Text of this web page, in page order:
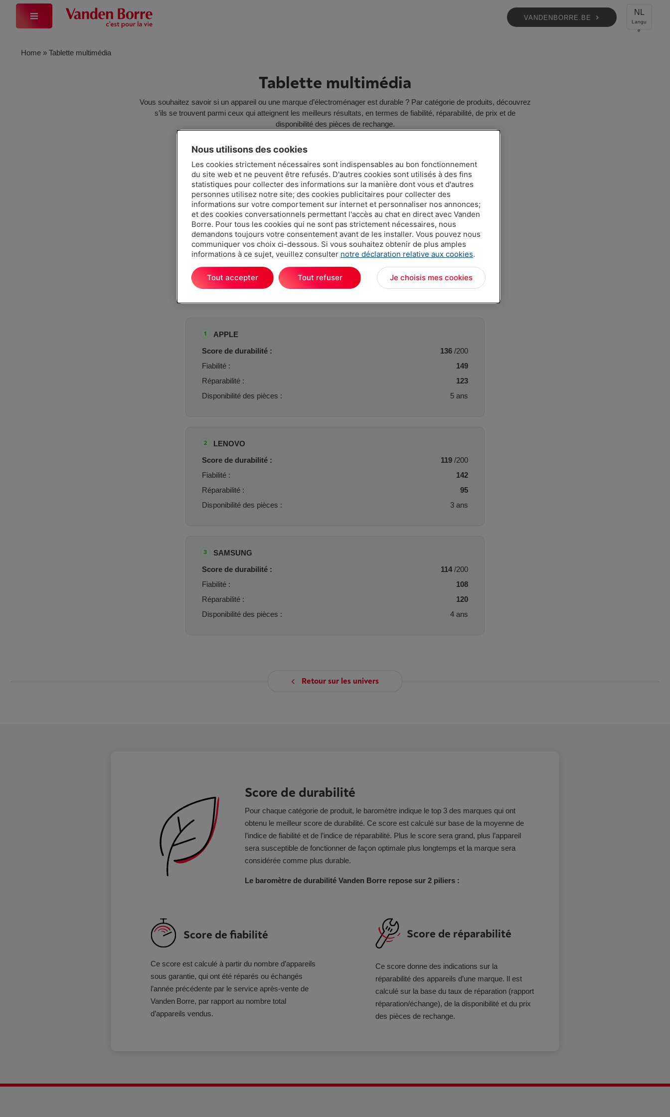
VANDENBORRE.BE
NL
Home » Tablette multimédia
Tablette multimédia
Vous souhaitez savoir si un appareil ou une marque d’électroménager est durable ? Par catégorie de produits, découvrez
s’ils se trouvent parmi ceux qui atteignent les meilleurs résultats, en termes de fiabilité, réparabilité, de prix et de
disponibilité des pièces de rechange.
121
/200
Score de
durabilité
APPLE
Score de durabilité :
136 /200
Fiabilité :
149
Réparabilité :
123
Disponibilité des pièces :
5 ans
LENOVO
Score de durabilité :
119 /200
Fiabilité :
142
Réparabilité :
95
Disponibilité des pièces :
3 ans
SAMSUNG
Score de durabilité :
114/200
Fiabilité :
108
Réparabilité :
120
Disponibilité des pièces :
4 ans
Retour sur les univers
Score de durabilité
Pour chaque catégorie de produit, le baromètre indique le top 3 des marques qui ont
obtenu le meilleur score de durabilité. Ce score est calculé sur base de la moyenne de
l’indice de fiabilité et de l’indice de réparabilité. Plus le score sera grand, plus l’appareil
sera susceptible de fonctionner de façon optimale plus longtemps et la marque sera
considérée comme plus durable.
Le baromètre de durabilité Vanden Borre repose sur 2 piliers :
Score de fiabilité
Ce score est calculé à partir du nombre d’appareils
sous garantie, qui ont été réparés ou échangés
l’année précédente par le service après-vente de
Vanden Borre, par rapport au nombre total
d’appareils vendus.
Score de réparabilité
Ce score donne des indications sur la
réparabilité des appareils d’une marque. Il est
calculé sur la base du taux de réparation (rapport
réparation/échange), de la disponibilité et du prix
des pièces de rechange.
Nous utilisons des cookies
Les cookies strictement nécessaires sont indispensables au bon fonctionnement
du site web et ne peuvent être refusés. D'autres cookies sont utilisés à des fins
statistiques pour collecter des informations sur la manière dont vous et d'autres
personnes utilisez notre site; des cookies publicitaires pour collecter des
informations sur votre comportement sur internet et personnaliser nos annonces;
et des cookies conversationnels permettant l'accès au chat en direct avec Vanden
Borre. Pour tous les cookies qui ne sont pas strictement nécessaires, nous
demandons toujours votre consentement avant de les installer. Vous pouvez nous
communiquer vos choix ci-dessous. Si vous souhaitez obtenir de plus amples
informations à ce sujet, veuillez consulter notre déclaration relative aux cookies.
Je choisis mes cookies
Tout refuser
Tout accepter